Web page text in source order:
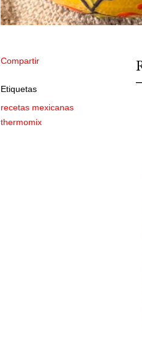
Compartir
Etiquetas
recetas mexicanas
thermomix